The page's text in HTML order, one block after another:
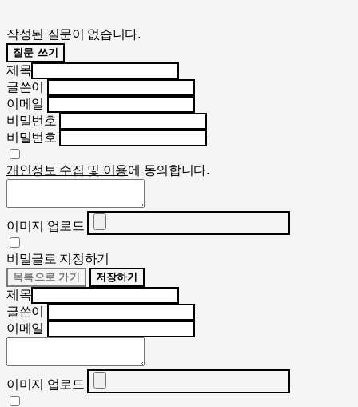
작성된 질문이 없습니다.
질문 쓰기
제목
글쓴이
이메일
비밀번호
비밀번호
개인정보 수집 및 이용에 동의합니다.
이미지 업로드
비밀글로 지정하기
목록으로 가기 저장하기
제목
글쓴이
이메일
이미지 업로드